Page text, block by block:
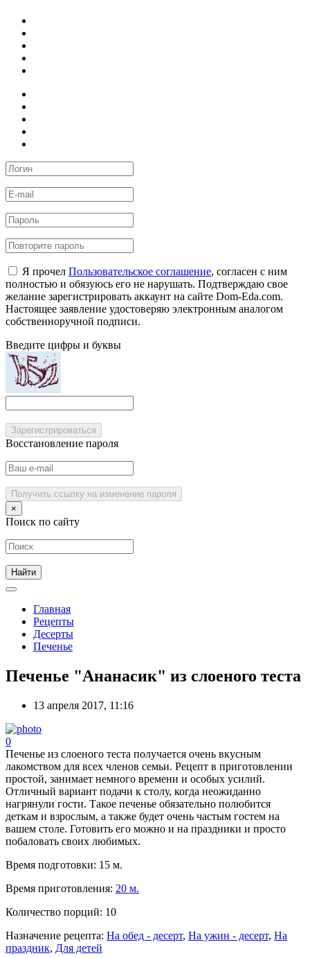
Я прочел Пользовательское соглашение, согласен с ним
полностью и обязуюсь его не нарушать. Подтверждаю свое
желание зарегистрировать аккаунт на сайте Dom-Eda.com.
Настоящее заявление удостоверяю электронным аналогом
собственноручной подписи.
Введите цифры и буквы
Зарегистрироваться
Восстановление пароля
Получить ссылку на изменение пароля
×
Поиск по сайту
Главная
Рецепты
Десерты
Печенье
Печенье "Ананасик" из слоеного теста
13 апреля 2017, 11:16
0
Печенье из слоеного теста получается очень вкусным
лакомством для всех членов семьи. Рецепт в приготовлении
простой, занимает немного времени и особых усилий.
Отличный вариант подачи к столу, когда неожиданно
нагрянули гости. Такое печенье обязательно полюбится
деткам и взрослым, а также будет очень частым гостем на
вашем столе. Готовить его можно и на праздники и просто
побаловать своих любимых.
Время подготовки: 15 м.
Время приготовления: 20 м.
Количество порций: 10
Назначение рецепта: На обед - десерт, На ужин - десерт, На
праздник, Для детей